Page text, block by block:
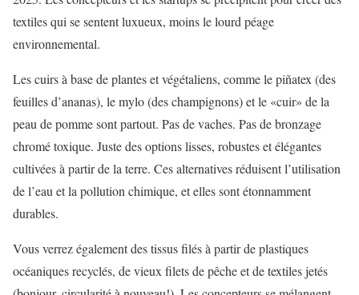
textiles qui se sentent luxueux, moins le lourd péage
environnemental.
Les cuirs à base de plantes et végétaliens, comme le piñatex (des
feuilles d’ananas), le mylo (des champignons) et le «cuir» de la
peau de pomme sont partout. Pas de vaches. Pas de bronzage
chromé toxique. Juste des options lisses, robustes et élégantes
cultivées à partir de la terre. Ces alternatives réduisent l’utilisation
de l’eau et la pollution chimique, et elles sont étonnamment
durables.
Vous verrez également des tissus filés à partir de plastiques
océaniques recyclés, de vieux filets de pêche et de textiles jetés